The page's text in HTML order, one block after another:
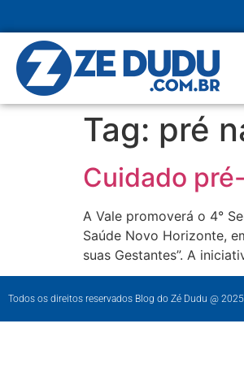
Tag: pré
Cuidado
A Vale promoverá o 4°
Saúde Novo Horizonte,
suas Gestantes”. A
Todos os direitos reservados Blog do Zé Dudu @ 2025